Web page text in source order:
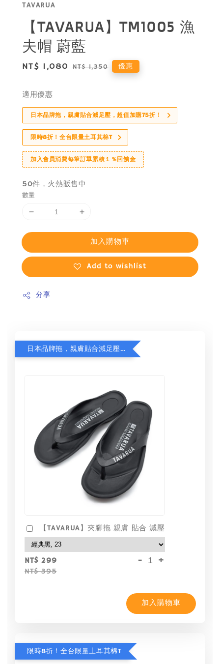
TAVARUA
【TAVARUA】TM1005 漁
夫帽 蔚藍
Sale
NT$ 1,080 Regular
NT$ 1,350 優惠
適用優惠
日本品牌拖，親膚貼合減足壓，超值加購75折！
限時8折！全台限量土耳其棉T
加入會員消費每筆訂單累積１％回饋金
50件，火熱販售中
數量
加入購物車
Add to wishlist
分享
日本品牌拖，親膚貼合減足壓，超值加購75折！
【TAVARUA】夾腳拖 親膚 貼合 減壓
NT$ 299
NT$ 395
- +
加入購物車
限時8折！全台限量土耳其棉T